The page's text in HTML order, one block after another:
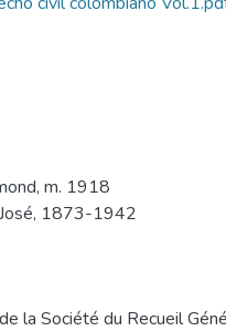
m. 1918
1873-1942
la Société du Recueil